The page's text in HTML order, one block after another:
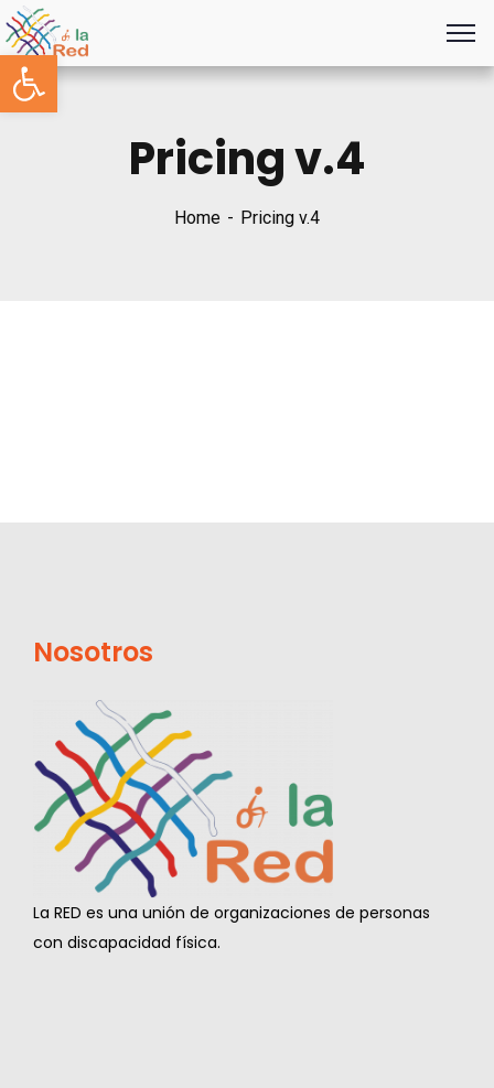
Abrir barra de herramientas
Pricing v.4
Home Pricing v.4
Nosotros
La RED es una unión de organizaciones de personas
con discapacidad física.